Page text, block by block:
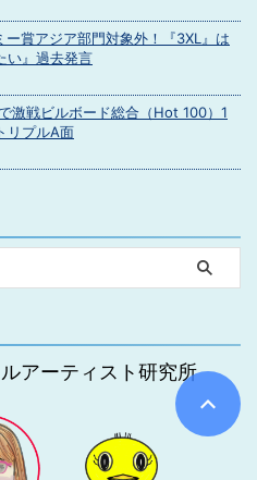
賞アジア部門対象外！『3XL』は
い』過去発言
激戦ビルボード総合（Hot 100）1
リプルA面
アーティスト研究所